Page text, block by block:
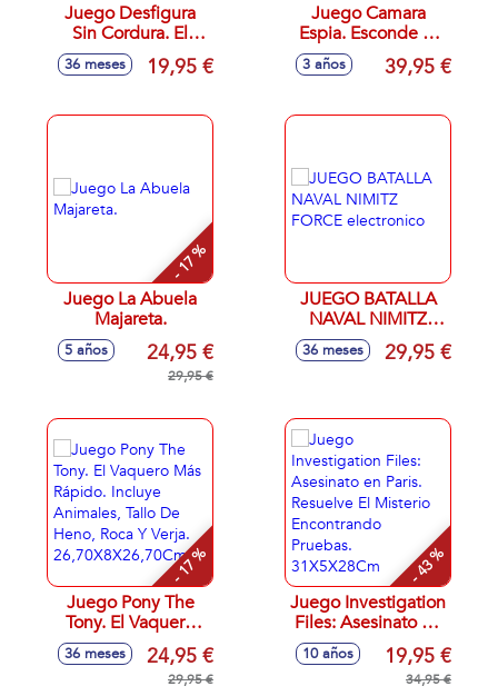
Juego Desfigura
Sin Cordura. El
Juego De Dibujo Y
Adivina Que Es
36 meses 19,95 €
Juego Camara
Espia. Esconde El
Diamante Sin Que
La Camara Espia Te
3 años 39,95 €
- 17 %
Juego La Abuela
Majareta.
5 años 24,95 €
29,95 €
JUEGO BATALLA
NAVAL NIMITZ
FORCE electronico
36 meses 29,95 €
- 17 %
Juego Pony The
Tony. El Vaquero
Más Rápido.
Incluye Animales,
Tallo De Heno,
36 meses 24,95 €
29,95 €
- 43 %
Juego Investigation
Files: Asesinato en
Paris. Resuelve El
Misterio
Encontrando
10 años 19,95 €
34,95 €